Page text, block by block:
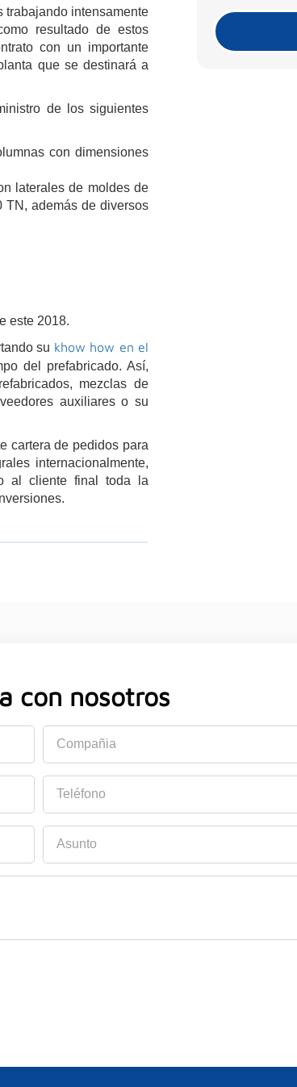
trabajando intensamente
resultado de estos
con un importante
que se destinará a
de los siguientes
con dimensiones
laterales de moldes de
TN, además de diversos
este 2018.
su khow how en el
del prefabricado. Así,
mezclas de
auxiliares o su
cartera de pedidos para
internacionalmente,
al cliente final toda la
con nosotros